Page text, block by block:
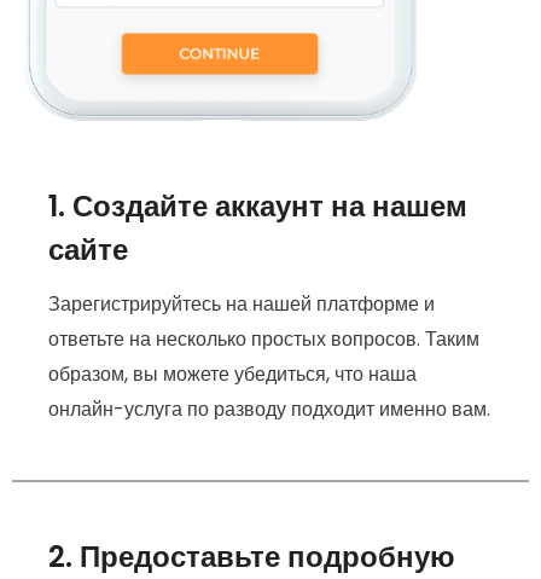
1. Создайте аккаунт на нашем
сайте
Зарегистрируйтесь на нашей платформе и
ответьте на несколько простых вопросов. Таким
образом, вы можете убедиться, что наша
онлайн-услуга по разводу подходит именно вам.
2. Предоставьте подробную